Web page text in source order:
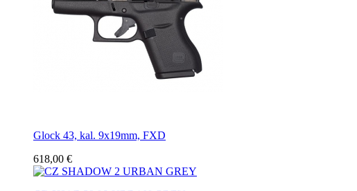
Glock 43, kal. 9x19mm, FXD
618,00 €